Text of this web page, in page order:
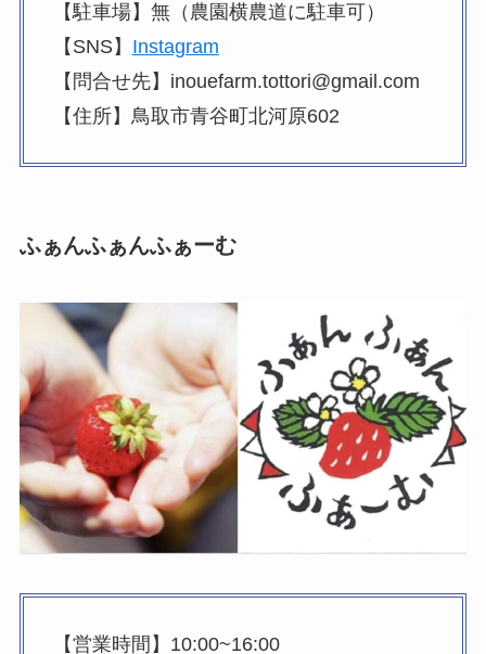
【駐車場】無（農園横農道に駐車可）
【SNS】 Instagram
【問合せ先】inouefarm.tottori@gmail.com
【住所】鳥取市青谷町北河原602
ふぁんふぁんふぁーむ
【営業時間】10:00~16:00